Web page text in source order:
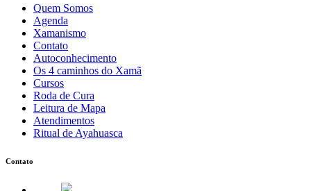
Quem Somos
Agenda
Xamanismo
Contato
Autoconhecimento
Os 4 caminhos do Xamã
Cursos
Roda de Cura
Leitura de Mapa
Atendimentos
Ritual de Ayahuasca
Contato